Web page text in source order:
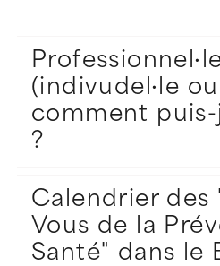
(indivudel·le
comment
?
Calendrier des
Vous de la
Santé" dans le